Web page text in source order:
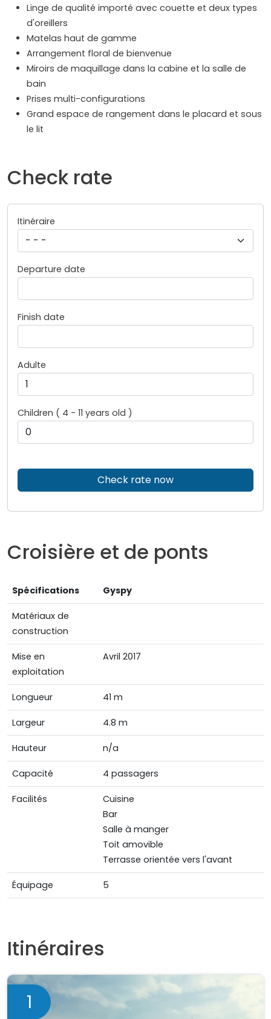
Linge de qualité importé avec couette et deux types
d'oreillers
Matelas haut de gamme
Arrangement floral de bienvenue
Miroirs de maquillage dans la cabine et la salle de
bain
Prises multi-configurations
Grand espace de rangement dans le placard et sous
le lit
Check rate
Itinéraire
Departure date
Finish date
Adulte
Children ( 4 - 11 years old )
Check rate now
Croisière et de ponts
Spécifications Gyspy
Matériaux de
construction
Mise en
exploitation
Avril 2017
Longueur 41 m
Largeur 4.8 m
Hauteur n/a
Capacité 4 passagers
Facilités
Cuisine
Bar
Salle à manger
Toit amovible
Terrasse orientée vers l'avant
Équipage 5
Itinéraires
1